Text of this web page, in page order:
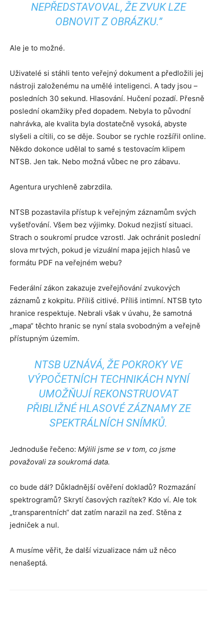
NEPŘEDSTAVOVAL, ŽE ZVUK LZE
OBNOVIT Z OBRÁZKU.”
Ale je to možné.
Uživatelé si stáhli tento veřejný dokument a předložili jej
nástroji založenému na umělé inteligenci. A tady jsou –
posledních 30 sekund. Hlasování. Hučení pozadí. Přesně
poslední okamžiky před dopadem. Nebyla to původní
nahrávka, ale kvalita byla dostatečně vysoká, abyste
slyšeli a cítili, co se děje. Soubor se rychle rozšířil online.
Někdo dokonce udělal to samé s testovacím klipem
NTSB. Jen tak. Nebo možná vůbec ne pro zábavu.
Agentura urychleně zabrzdila.
NTSB pozastavila přístup k veřejným záznamům svých
vyšetřování. Všem bez výjimky. Dokud nezjistí situaci.
Strach o soukromí prudce vzrostl. Jak ochránit poslední
slova mrtvých, pokud je vizuální mapa jejich hlasů ve
formátu PDF na veřejném webu?
Federální zákon zakazuje zveřejňování zvukových
záznamů z kokpitu. Příliš citlivé. Příliš intimní. NTSB tyto
hranice respektuje. Nebrali však v úvahu, že samotná
„mapa“ těchto hranic se nyní stala svobodným a veřejně
přístupným územím.
NTSB UZNÁVÁ, ŽE POKROKY VE
VÝPOČETNÍCH TECHNIKÁCH NYNÍ
UMOŽŇUJÍ REKONSTRUOVAT
PŘIBLIŽNÉ HLASOVÉ ZÁZNAMY ZE
SPEKTRÁLNÍCH SNÍMKŮ.
Jednoduše řečeno: Mýlili jsme se v tom, co jsme
považovali za soukromá data.
co bude dál? Důkladnější ověření dokladů? Rozmazání
spektrogramů? Skrytí časových razítek? Kdo ví. Ale tok
„transparentních“ dat zatím narazil na zeď. Stěna z
jedniček a nul.
A musíme věřit, že další vizualizace nám už něco
nenašeptá.